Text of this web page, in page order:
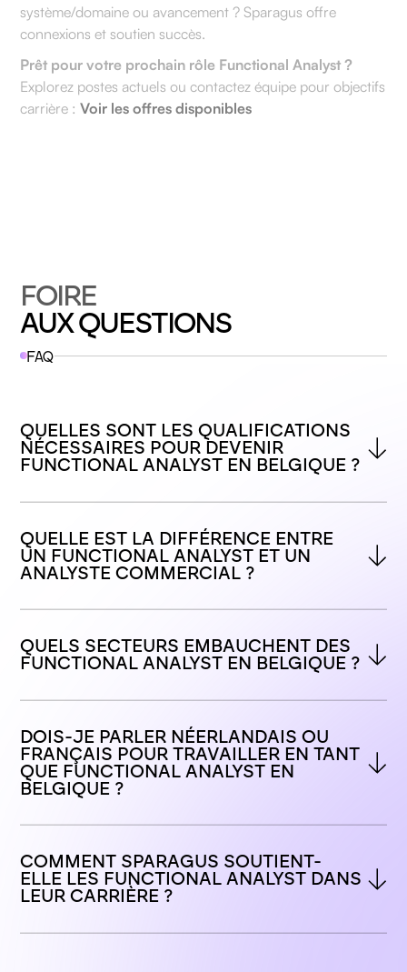
système/domaine ou avancement ? Sparagus offre
connexions et soutien succès.
Prêt pour votre prochain rôle Functional Analyst ?
Explorez postes actuels ou contactez équipe pour objectifs
carrière :Voir les offres disponibles
FOIRE
AUX QUESTIONS
FAQ
QUELLES SONT LES QUALIFICATIONS
NÉCESSAIRES POUR DEVENIR
FUNCTIONAL ANALYST EN BELGIQUE ?
QUELLE EST LA DIFFÉRENCE ENTRE
UN FUNCTIONAL ANALYST ET UN
ANALYSTE COMMERCIAL ?
QUELS SECTEURS EMBAUCHENT DES
FUNCTIONAL ANALYST EN BELGIQUE ?
DOIS-JE PARLER NÉERLANDAIS OU
FRANÇAIS POUR TRAVAILLER EN TANT
QUE FUNCTIONAL ANALYST EN
BELGIQUE ?
COMMENT SPARAGUS SOUTIENT-
ELLE LES FUNCTIONAL ANALYST DANS
LEUR CARRIÈRE ?